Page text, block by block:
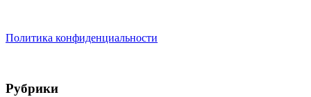
Политика конфиденциальности
Рубрики